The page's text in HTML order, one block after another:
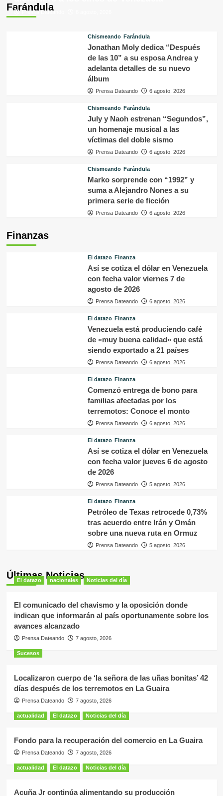
Farándula
Prensa Dateando
Chismeando Farándula
Jonathan Moly dedica “Después
de las 10” a su esposa Andrea y
adelanta detalles de su nuevo
álbum
Prensa Dateando 6 agosto, 2026
Chismeando Farándula
July y Naoh estrenan “Segundos”,
un homenaje musical a las
víctimas del doble sismo
Prensa Dateando 6 agosto, 2026
Chismeando Farándula
Marko sorprende con “1992” y
suma a Alejandro Nones a su
primera serie de ficción
Prensa Dateando 6 agosto, 2026
Finanzas
El datazo Finanza
Así se cotiza el dólar en Venezuela
con fecha valor viernes 7 de
agosto de 2026
Prensa Dateando 6 agosto, 2026
El datazo Finanza
Venezuela está produciendo café
de «muy buena calidad» que está
siendo exportado a 21 países
Prensa Dateando 6 agosto, 2026
El datazo Finanza
Comenzó entrega de bono para
familias afectadas por los
terremotos: Conoce el monto
Prensa Dateando 6 agosto, 2026
El datazo Finanza
Así se cotiza el dólar en Venezuela
con fecha valor jueves 6 de agosto
de 2026
Prensa Dateando 5 agosto, 2026
El datazo Finanza
Petróleo de Texas retrocede 0,73%
tras acuerdo entre Irán y Omán
sobre una nueva ruta en Ormuz
Prensa Dateando 5 agosto, 2026
Últimas Noticias
El datazo nacionales Noticias del día
El comunicado del chavismo y la oposición donde
indican que informarán al país oportunamente sobre los
avances alcanzado
Prensa Dateando 7 agosto, 2026
Sucesos
Localizaron cuerpo de ‘la señora de las uñas bonitas’ 42
días después de los terremotos en La Guaira
Prensa Dateando 7 agosto, 2026
actualidad El datazo Noticias del día
Fondo para la recuperación del comercio en La Guaira
Prensa Dateando 7 agosto, 2026
actualidad El datazo Noticias del día
Acuña Jr continúa alimentando su producción